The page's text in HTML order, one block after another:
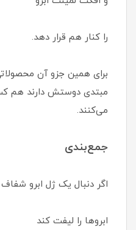
را کنار هم قرار دهد.
برای همین جزو آن
مبتدی دوستش دارند هم
می‌کنند.
جمع‌بندی
اگر دنبال یک ژل ابرو
ابروها را لیفت کند